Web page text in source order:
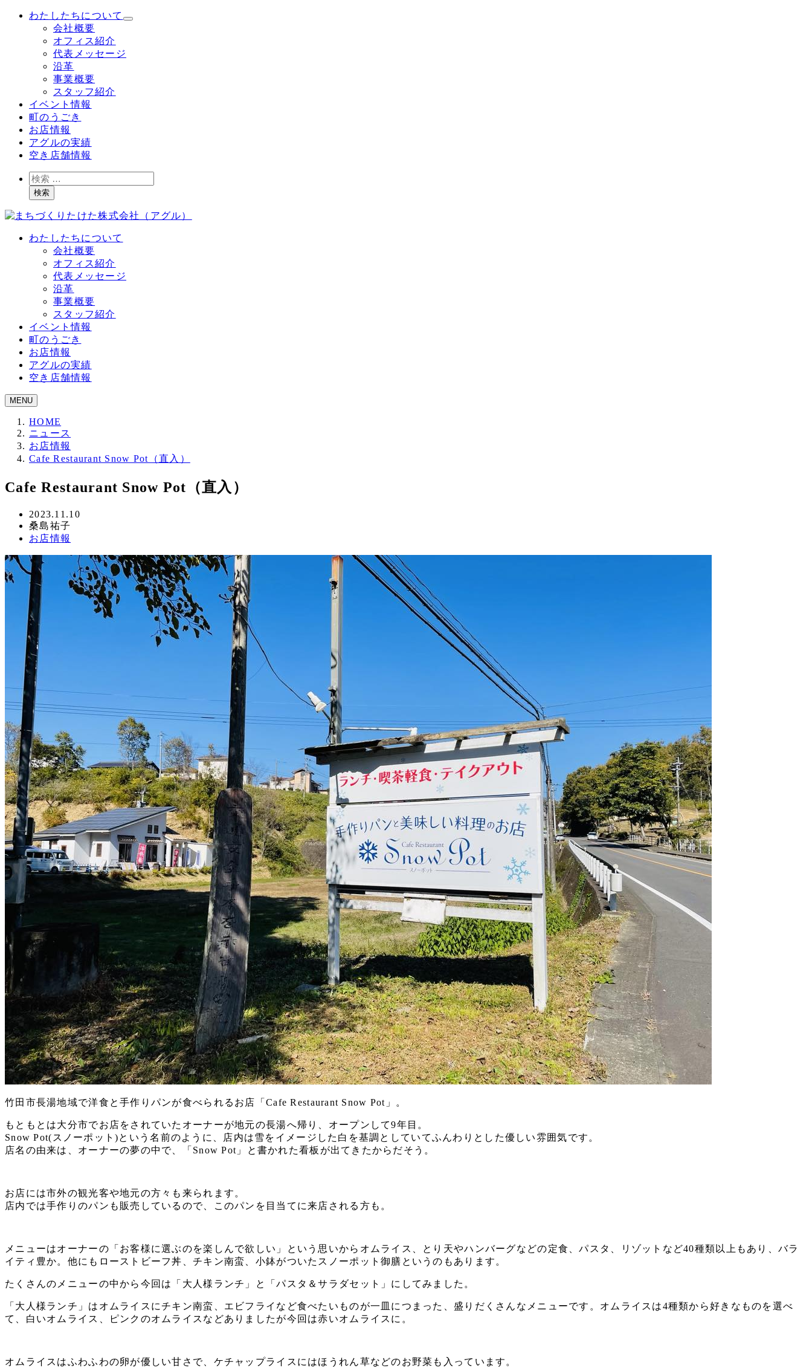
わたしたちについて
会社概要
オフィス紹介
代表メッセージ
沿革
事業概要
スタッフ紹介
イベント情報
町のうごき
お店情報
アグルの実績
空き店舗情報
検
索検索
わたしたちについて
会社概要
オフィス紹介
代表メッセージ
沿革
事業概要
スタッフ紹介
イベント情報
町のうごき
お店情報
アグルの実績
空き店舗情報
MENU
HOME
ニュース
お店情報
Cafe Restaurant Snow Pot（直入）
Cafe Restaurant Snow Pot（直入）
投
稿
日
2023.11.10
著
者
桑島祐子
カ
ゴ
リ
ー
お店情報
竹田市長湯地域で洋食と手作りパンが食べられるお店「Cafe Restaurant Snow Pot」。
もともとは大分市でお店をされていたオーナーが地元の長湯へ帰り、オープンして9年目。
Snow Pot(スノーポット)という名前のように、店内は雪をイメージした白を基調としていてふんわりとした優しい雰囲気です。
店名の由来は、オーナーの夢の中で、「Snow Pot」と書かれた看板が出てきたからだそう。
お店には市外の観光客や地元の方々も来られます。
店内では手作りのパンも販売しているので、このパンを目当てに来店される方も。
メニューはオーナーの「お客様に選ぶのを楽しんで欲しい」という思いからオムライス、とり天やハンバーグなどの定食、パスタ、リゾットなど40種類以上もあり、バラ
イティ豊か。他にもローストビーフ丼、チキン南蛮、小鉢がついたスノーポット御膳というのもあります。
たくさんのメニューの中から今回は「大人様ランチ」と「パスタ＆サラダセット」にしてみました。
「大人様ランチ」はオムライスにチキン南蛮、エビフライなど食べたいものが一皿につまった、盛りだくさんなメニューです。オムライスは4種類から好きなものを選べ
て、白いオムライス、ピンクのオムライスなどありましたが今回は赤いオムライスに。
オムライスはふわふわの卵が優しい甘さで、ケチャップライスにはほうれん草などのお野菜も入っています。